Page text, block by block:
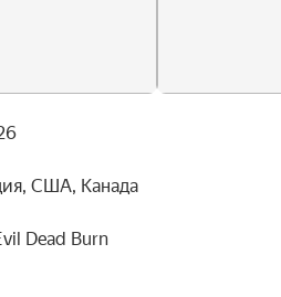
США, Канада
Dead Burn